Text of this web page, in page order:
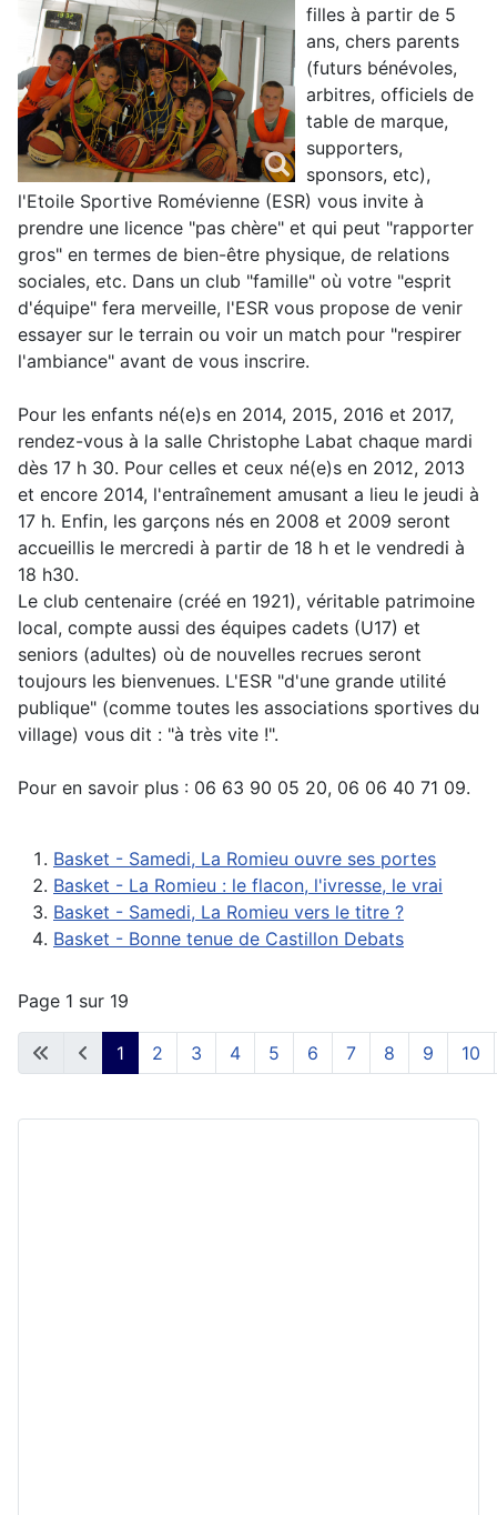
filles à partir de 5
ans, chers parents
(futurs bénévoles,
arbitres, officiels de
table de marque,
supporters,
sponsors, etc),
l'Etoile Sportive Romévienne (ESR) vous invite à
prendre une licence "pas chère" et qui peut "rapporter
gros" en termes de bien-être physique, de relations
sociales, etc. Dans un club "famille" où votre "esprit
d'équipe" fera merveille, l'ESR vous propose de venir
essayer sur le terrain ou voir un match pour "respirer
l'ambiance" avant de vous inscrire.
Pour les enfants né(e)s en 2014, 2015, 2016 et 2017,
rendez-vous à la salle Christophe Labat chaque mardi
dès 17 h 30. Pour celles et ceux né(e)s en 2012, 2013
et encore 2014, l'entraînement amusant a lieu le jeudi à
17 h. Enfin, les garçons nés en 2008 et 2009 seront
accueillis le mercredi à partir de 18 h et le vendredi à
18 h30.
Le club centenaire (créé en 1921), véritable patrimoine
local, compte aussi des équipes cadets (U17) et
seniors (adultes) où de nouvelles recrues seront
toujours les bienvenues. L'ESR "d'une grande utilité
publique" (comme toutes les associations sportives du
village) vous dit : "à très vite !".
Pour en savoir plus : 06 63 90 05 20, 06 06 40 71 09.
Basket - Samedi, La Romieu ouvre ses portes
Basket - La Romieu : le flacon, l'ivresse, le vrai
Basket - Samedi, La Romieu vers le titre ?
Basket - Bonne tenue de Castillon Debats
Page 1 sur 19
1 2 3 4 5 6 7 8 9 10